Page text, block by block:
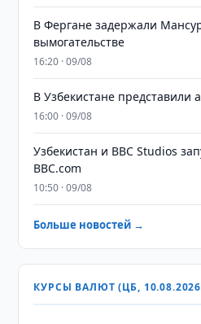
В Фергане задержали
вымогательстве
16:20 · 09/08
В Узбекистане представили
16:00 · 09/08
Узбекистан и BBC Studios
BBC.com
10:50 · 09/08
Больше новостей →
КУРСЫ ВАЛЮТ (ЦБ,